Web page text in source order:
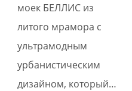
моек БЕЛЛИС из
литого мрамора с
ультрамодным
урбанистическим
дизайном, который…